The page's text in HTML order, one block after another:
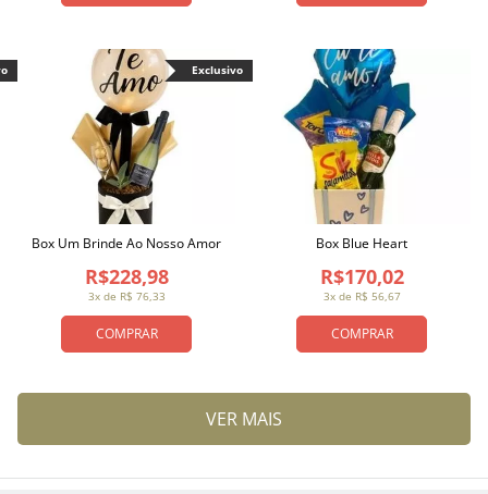
COMPRAR
3x de R$ 76,33
R$228,98
Box Um Brinde Ao Nosso Amor
Exclusivo
COMPRAR
3x de R$ 56,67
R$170,02
Box Blue Heart
VER MAIS